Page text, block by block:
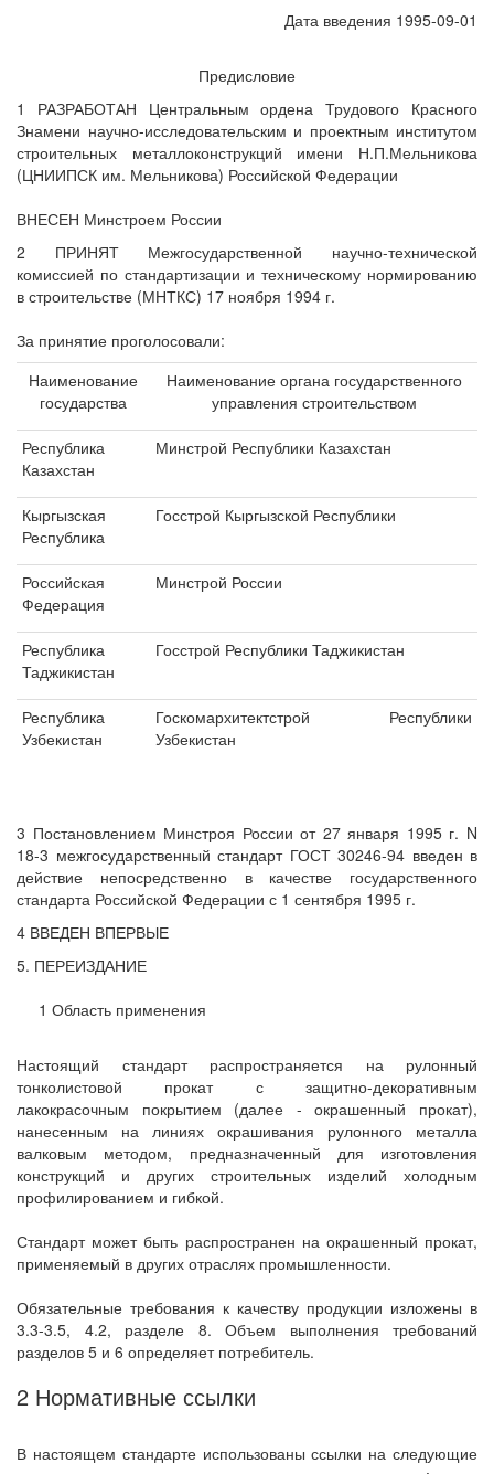
Дата введения 1995-09-01
Предисловие
1 РАЗРАБОТАН Центральным ордена Трудового Красного
Знамени научно-исследовательским и проектным институтом
строительных металлоконструкций имени Н.П.Мельникова
(ЦНИИПСК им. Мельникова) Российской Федерации
ВНЕСЕН Минстроем России
2 ПРИНЯТ Межгосударственной научно-технической
комиссией по стандартизации и техническому нормированию
в строительстве (МНТКС) 17 ноября 1994 г.
За принятие проголосовали:
Наименование
государства
Наименование органа государственного
управления строительством
Республика
Казахстан
Минстрой Республики Казахстан
Кыргызская
Республика
Госстрой Кыргызской Республики
Российская
Федерация
Минстрой России
Республика
Таджикистан
Госстрой Республики Таджикистан
Республика
Узбекистан
Госкомархитектстрой Республики
Узбекистан
3 Постановлением Минстроя России от 27 января 1995 г. N
18-3 межгосударственный стандарт ГОСТ 30246-94 введен в
действие непосредственно в качестве государственного
стандарта Российской Федерации с 1 сентября 1995 г.
4 ВВЕДЕН ВПЕРВЫЕ
5. ПЕРЕИЗДАНИЕ
1 Область применения
Настоящий стандарт распространяется на рулонный
тонколистовой прокат с защитно-декоративным
лакокрасочным покрытием (далее - окрашенный прокат),
нанесенным на линиях окрашивания рулонного металла
валковым методом, предназначенный для изготовления
конструкций и других строительных изделий холодным
профилированием и гибкой.
Стандарт может быть распространен на окрашенный прокат,
применяемый в других отраслях промышленности.
Обязательные требования к качеству продукции изложены в
3.3-3.5, 4.2, разделе 8. Объем выполнения требований
разделов 5 и 6 определяет потребитель.
2 Нормативные ссылки
В настоящем стандарте использованы ссылки на следующие